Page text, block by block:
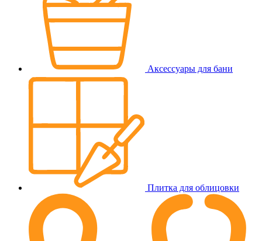
Аксессуары для бани
Плитка для облицовки